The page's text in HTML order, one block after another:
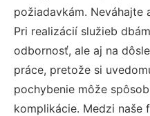
požiadavkám. Neváhajte
Pri realizácií služieb
odbornosť, ale aj na
práce, pretože si
pochybenie môže
komplikácie. Medzi naše